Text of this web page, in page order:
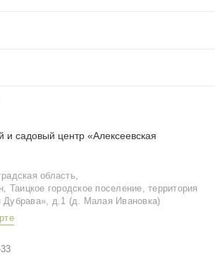
и садовый центр «Алексеевская
область,
Таицкое городское поселение, территория
Дубрава», д.1 (д. Малая Ивановка)